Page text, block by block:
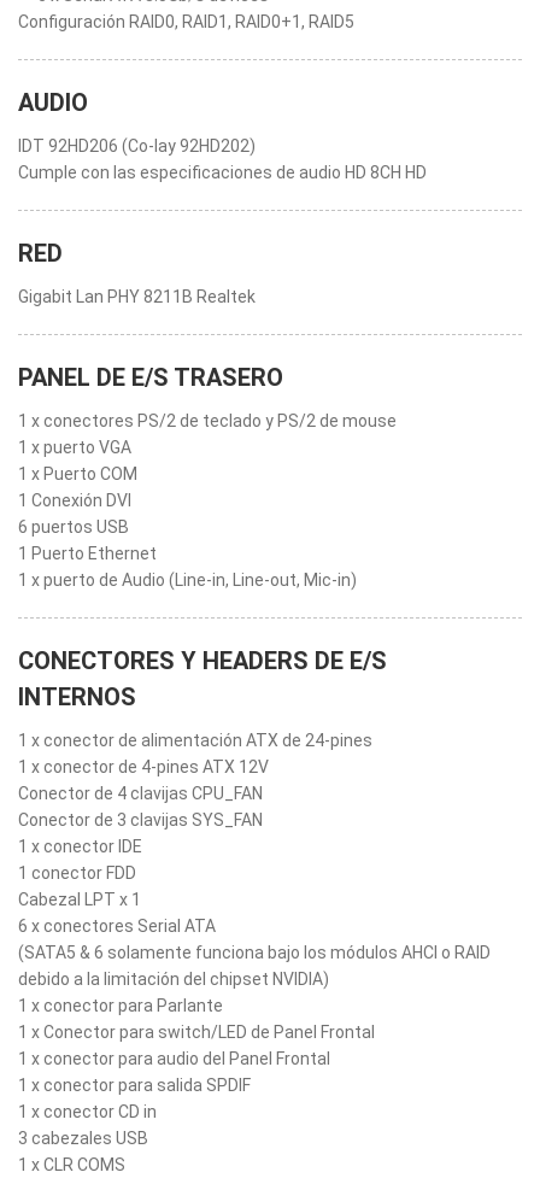
Configuración RAID0, RAID1, RAID0+1, RAID5
AUDIO
IDT 92HD206 (Co-lay 92HD202)
Cumple con las especificaciones de audio HD 8CH HD
RED
Gigabit Lan PHY 8211B Realtek
PANEL DE E/S TRASERO
1 x conectores PS/2 de teclado y PS/2 de mouse
1 x puerto VGA
1 x Puerto COM
1 Conexión DVI
6 puertos USB
1 Puerto Ethernet
1 x puerto de Audio (Line-in, Line-out, Mic-in)
CONECTORES Y HEADERS DE E/S
INTERNOS
1 x conector de alimentación ATX de 24-pines
1 x conector de 4-pines ATX 12V
Conector de 4 clavijas CPU_FAN
Conector de 3 clavijas SYS_FAN
1 x conector IDE
1 conector FDD
Cabezal LPT x 1
6 x conectores Serial ATA
(SATA5 & 6 solamente funciona bajo los módulos AHCI o RAID
debido a la limitación del chipset NVIDIA)
1 x conector para Parlante
1 x Conector para switch/LED de Panel Frontal
1 x conector para audio del Panel Frontal
1 x conector para salida SPDIF
1 x conector CD in
3 cabezales USB
1 x CLR COMS